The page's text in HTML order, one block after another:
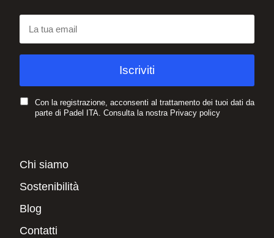
Con la registrazione, acconsenti al trattamento dei tuoi dati da
parte di Padel ITA. Consulta la nostra Privacy policy
Chi siamo
Sostenibilità
Blog
Contatti